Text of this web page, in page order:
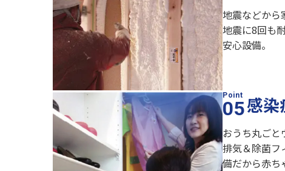
地震などから
地震に8回も
安心設備。
感染
おうち丸ごと
排気＆除菌フ
備だから赤ち